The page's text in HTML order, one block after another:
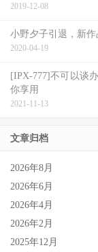
10.七ツ森りり、
补充最优秀的新
(有栖花绯 )就是
她们一个是时尚
人，一个则是和
2019-12-08
小野夕子引退，新作
2020-04-19
[IPX-777]不可以谈
你享用
2021-11-13
文章归档
2026年8月
2026年6月
2026年4月
2026年2月
2025年12月